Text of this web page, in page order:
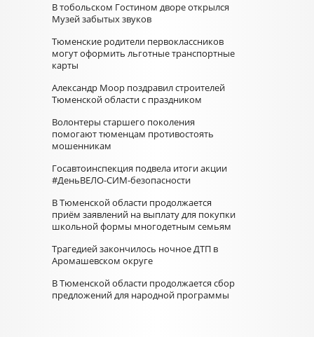
В тобольском Гостином дворе открылся
Музей забытых звуков
Тюменские родители первоклассников
могут оформить льготные транспортные
карты
Александр Моор поздравил строителей
Тюменской области с праздником
Волонтеры старшего поколения
помогают тюменцам противостоять
мошенникам
Госавтоинспекция подвела итоги акции
#ДеньВЕЛО-СИМ-безопасности
В Тюменской области продолжается
приём заявлений на выплату для покупки
школьной формы многодетным семьям
Трагедией закончилось ночное ДТП в
Аромашевском округе
В Тюменской области продолжается сбор
предложений для народной программы